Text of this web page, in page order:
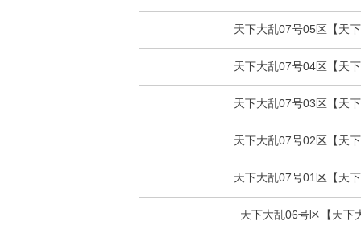
天下大乱07号05区【天
天下大乱07号04区【天
天下大乱07号03区【天
天下大乱07号02区【天
天下大乱07号01区【天
天下大乱06号区【天下